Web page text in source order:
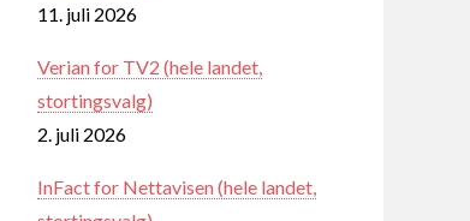
11. juli 2026
Verian for TV2 (hele landet,
stortingsvalg)
2. juli 2026
InFact for Nettavisen (hele landet,